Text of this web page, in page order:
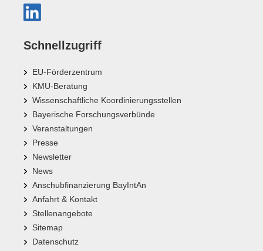
Schnellzugriff
EU-Förderzentrum
KMU-Beratung
Wissenschaftliche Koordinierungsstellen
Bayerische Forschungsverbünde
Veranstaltungen
Presse
Newsletter
News
Anschubfinanzierung BayIntAn
Anfahrt & Kontakt
Stellenangebote
Sitemap
Datenschutz